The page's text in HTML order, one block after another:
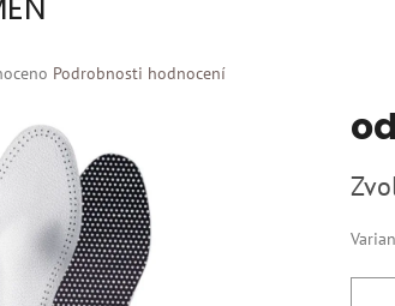
Podrobnosti hodnocení
od
cena: